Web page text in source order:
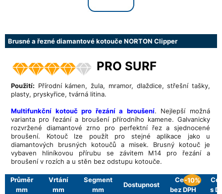
Brusné a řezné diamantové kotouče NORTON Clipper
PRO SURF
Použití: Přírodní kámen, žula, mramor, dlaždice, střešní tašky,
plasty, pryskyřice, tvárná litina.
Multifunkční kotouč pro řezání a broušení. Nejlepší možná
varianta pro řezání a broušení přírodního kamene. Galvanicky
rozvržené diamantové zrno pro perfektní řez a sjednocené
broušení. Kotouč lze použít pro stejné aplikace jako u
diamantových brusných kotoučů a misek. Brusný kotouč je
vybaven hliníkovou přírubu se závitem M14 pro řezání a
broušení v rozích a u stěn bez odstupu kotouče.
Průměr
mm
Vrtání
mm
Segment
mm
Dostupnost
Cena
bez DPH
-10%
s